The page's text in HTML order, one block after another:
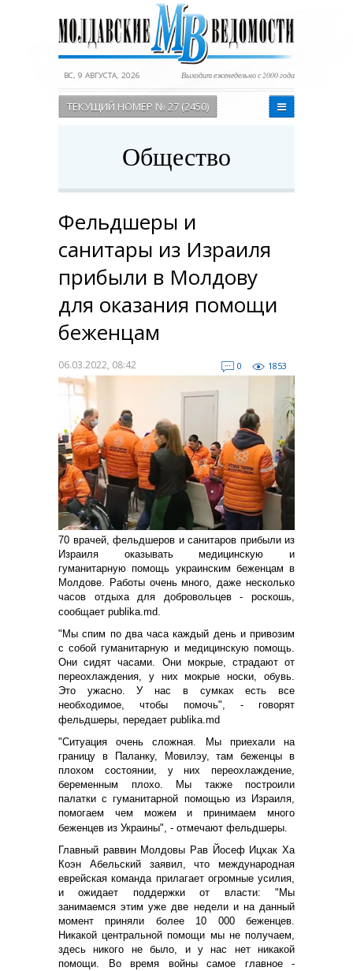
ВС, 9 АВГУСТА, 2026 Выходит еженедельно с 2000 года
ТЕКУЩИЙ НОМЕР № 27 (2450)
Общество
Фельдшеры и
санитары из Израиля
прибыли в Молдову
для оказания помощи
беженцам
06.03.2022, 08:42 0 1853
70 врачей, фельдшеров и санитаров прибыли из
Израиля оказывать медицинскую и
гуманитарную помощь украинским беженцам в
Молдове. Работы очень много, даже несколько
часов отдыха для добровольцев - роскошь,
сообщает publika.md.
"Мы спим по два часа каждый день и привозим
с собой гуманитарную и медицинскую помощь.
Они сидят часами. Они мокрые, страдают от
переохлаждения, у них мокрые носки, обувь.
Это ужасно. У нас в сумках есть все
необходимое, чтобы помочь", - говорят
фельдшеры, передает publika.md
"Ситуация очень сложная. Мы приехали на
границу в Паланку, Мовилэу, там беженцы в
плохом состоянии, у них переохлаждение,
беременным плохо. Мы также построили
палатки с гуманитарной помощью из Израиля,
помогаем чем можем и принимаем много
беженцев из Украины", - отмечают фельдшеры.
Главный раввин Молдовы Рав Йосеф Ицхак Ха
Коэн Абельский заявил, что международная
еврейская команда прилагает огромные усилия,
и ожидает поддержки от власти: "Мы
занимаемся этим уже две недели и на данный
момент приняли более 10 000 беженцев.
Никакой центральной помощи мы не получаем,
здесь никого не было, и у нас нет никакой
помощи. Во время войны самое главное -